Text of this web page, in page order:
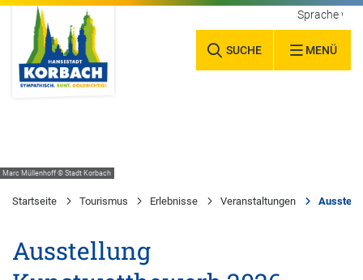
SUCHE MENÜ
Sprache
Marc Müllenhoff © Stadt Korbach
Startseite Tourismus Erlebnisse Veranstaltungen
Ausstellung